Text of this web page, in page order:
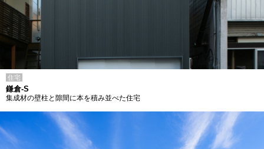
住宅
鎌倉-S
集成材の壁柱と隙間に本を積み並べた住宅